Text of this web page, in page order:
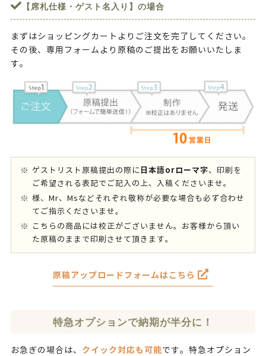
【席札仕様・ゲスト名入り】の場合
まずはショッピングカートよりご注文を完了してください。
その後、専用フォームより原稿のご提出をお願いいたしま
す。
ゲストリスト原稿提出の際に 日本語orローマ字、印刷を
ご希望される表記でご記入の上、入稿くださいませ。
様、Mr、Msなどそれぞれ敬称が必要な場合も必ず合わせ
てご指示くださいませ。
こちらの商品には校正がございません。お客様から頂い
た原稿のままで印刷させて頂きます。
原稿アップロードフォームはこちら
特急オプションで納期が半分に！
お急ぎの場合は、 クイック対応も可能です。 特急オプション